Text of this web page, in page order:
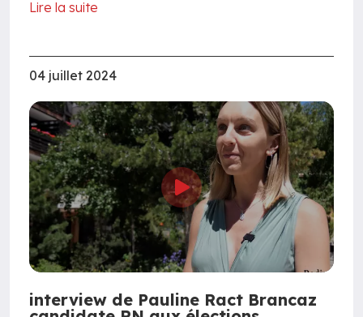
Lire la suite
04 juillet 2024
interview de Pauline Ract Brancaz